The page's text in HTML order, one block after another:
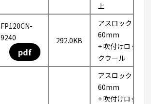
上
FP120CN-
9240
pdf
292.0KB
アスロック
60mm
+ 吹付けロッ
クウール
アスロック
60mm
+ 吹付けロッ